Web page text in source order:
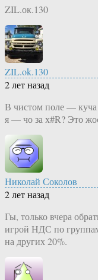
ZIL.ок.130
ZIL.ok.130
2 лет назад
В чистом поле — куча
я — чо за х#R? Это
Николай Соколов
2 лет назад
Гы, только вчера
игрой НДС по
на других 20%.